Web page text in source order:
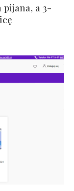
pijana, a 3-